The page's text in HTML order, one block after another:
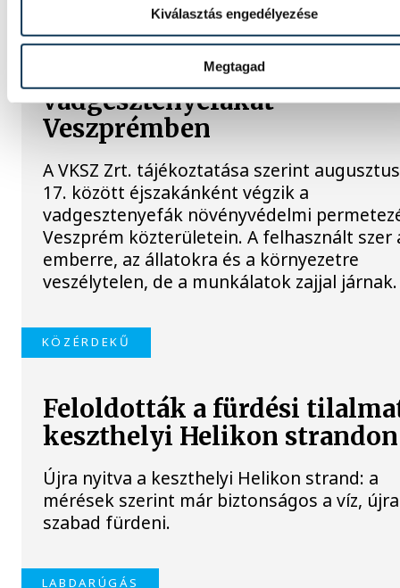
Kiválasztás engedélyezése
Megtagad
Ismét permetezik a
vadgesztenyefákat
Veszprémben
A VKSZ Zrt. tájékoztatása szerint
17. között éjszakánként végzik a
vadgesztenyefák növényvédelmi
Veszprém közterületein. A felhasznált szer
emberre, az állatokra és a környezetre
veszélytelen, de a munkálatok zajjal járnak.
KÖZÉRDEKŰ
Feloldották a fürdési
keszthelyi Helikon strandon
Újra nyitva a keszthelyi Helikon strand: a
mérések szerint már biztonságos a víz, újra
szabad fürdeni.
LABDARÚGÁS